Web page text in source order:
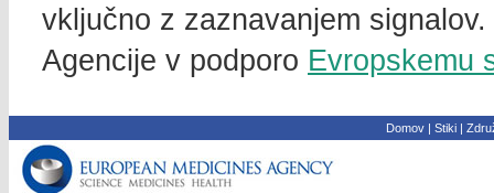
vključno z zaznavanjem
Agencije v podporo Evropskemu
Domov| Stiki|